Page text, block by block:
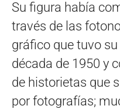
Su figura había
través de las
gráfico que tuvo
década de 1950 y
de historietas que
por fotografías;